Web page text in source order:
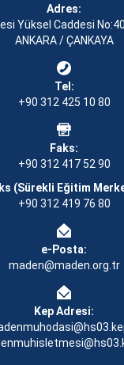
Adres:
Yüksel Caddesi No:40
ANKARA / ÇANKAYA
Tel:
+90 312 425 10 80
Faks:
+90 312 417 52 90
(Sürekli Eğitim
+90 312 419 76 80
e-Posta:
maden@maden.org.tr
Kep Adresi: